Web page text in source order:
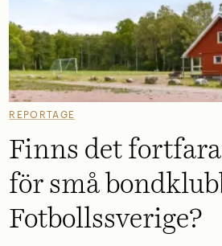
REPORTAGE
Finns det
för små
Fotbollssverige?